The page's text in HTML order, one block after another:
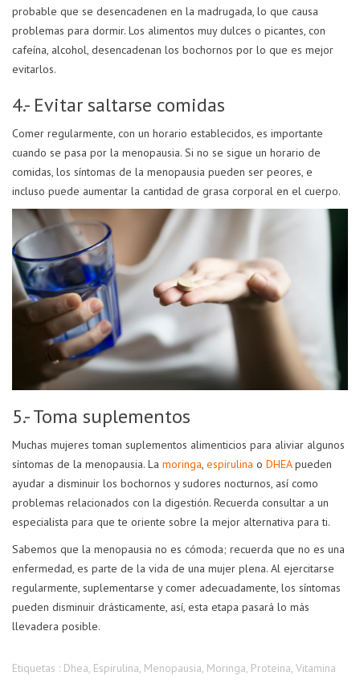
probable que se desencadenen en la madrugada, lo que causa
problemas para dormir. Los alimentos muy dulces o picantes, con
cafeína, alcohol, desencadenan los bochornos por lo que es mejor
evitarlos.
4.- Evitar saltarse comidas
Comer regularmente, con un horario establecidos, es importante
cuando se pasa por la menopausia. Si no se sigue un horario de
comidas, los síntomas de la menopausia pueden ser peores, e
incluso puede aumentar la cantidad de grasa corporal en el cuerpo.
5.- Toma suplementos
Muchas mujeres toman suplementos alimenticios para aliviar algunos
síntomas de la menopausia. La moringa, espirulina o DHEApueden
ayudar a disminuir los bochornos y sudores nocturnos, así como
problemas relacionados con la digestión. Recuerda consultar a un
especialista para que te oriente sobre la mejor alternativa para ti.
Sabemos que la menopausia no es cómoda; recuerda que no es una
enfermedad, es parte de la vida de una mujer plena. Al ejercitarse
regularmente, suplementarse y comer adecuadamente, los síntomas
pueden disminuir drásticamente, así, esta etapa pasará lo más
llevadera posible.
Etiquetas : Dhea, Espirulina, Menopausia, Moringa, Proteina, Vitamina